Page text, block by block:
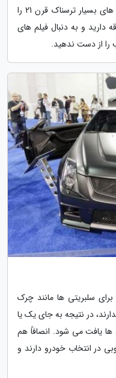
خبرنگاران: در این مطلب تعدادی از فیلم های بسیار ترسناک قرن 21 را
دارید و به دنبال فیلم های
را از دست ندهید.
سلبریتی ها مانند چرک
در نتیجه به جای یک یا
ها یافت می شود. انصافاً هم
در انتخاب خودرو دارند و